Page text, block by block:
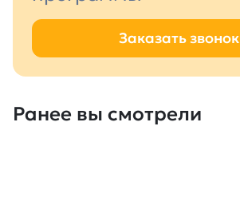
Заказать звонок
Ранее вы смотрели